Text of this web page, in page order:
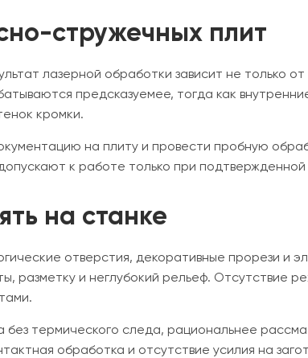
стружечных плит
лазерной обработки зависит не только
предсказуемее, тогда как
кромки.
на плиту и провести пробную
к работе только при
на станке
отверстия, декоративные прорези и
разметку и неглубокий рельеф. Отсутствие
без термического следа, рациональнее
обработка и отсутствие усилия на